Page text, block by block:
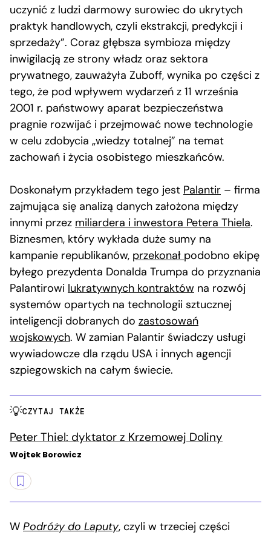
uczynić z ludzi darmowy surowiec do ukrytych
praktyk handlowych, czyli ekstrakcji, predykcji i
sprzedaży”. Coraz głębsza symbioza między
inwigilacją ze strony władz oraz sektora
prywatnego, zauważyła Zuboff, wynika po części z
tego, że pod wpływem wydarzeń z 11 września
2001 r. państwowy aparat bezpieczeństwa
pragnie rozwijać i przejmować nowe technologie
w celu zdobycia „wiedzy totalnej” na temat
zachowań i życia osobistego mieszkańców.
Doskonałym przykładem tego jest Palantir – firma
zajmująca się analizą danych założona między
innymi przez miliardera i inwestora Petera Thiela.
Biznesmen, który wykłada duże sumy na
kampanie republikanów, przekonał podobno ekipę
byłego prezydenta Donalda Trumpa do przyznania
Palantirowi lukratywnych kontraktów na rozwój
systemów opartych na technologii sztucznej
inteligencji dobranych do zastosowań
wojskowych. W zamian Palantir świadczy usługi
wywiadowcze dla rządu USA i innych agencji
szpiegowskich na całym świecie.
CZYTAJ TAKŻE
Peter Thiel: dyktator z Krzemowej Doliny
Wojtek Borowicz
W Podróży do Laputy, czyli w trzeciej części